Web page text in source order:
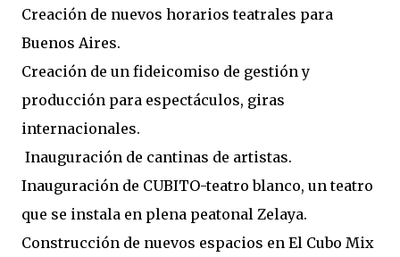
Creación de nuevos horarios teatrales para
Buenos Aires.
Creación de un fideicomiso de gestión y
producción para espectáculos, giras
internacionales.
Inauguración de cantinas de artistas.
Inauguración de CUBITO-teatro blanco, un teatro
que se instala en plena peatonal Zelaya.
Construcción de nuevos espacios en El Cubo Mix